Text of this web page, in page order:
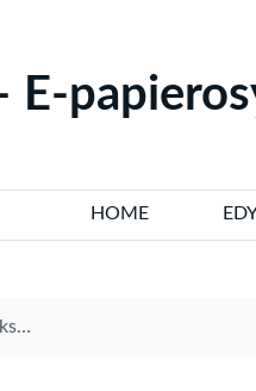
E-
HOME